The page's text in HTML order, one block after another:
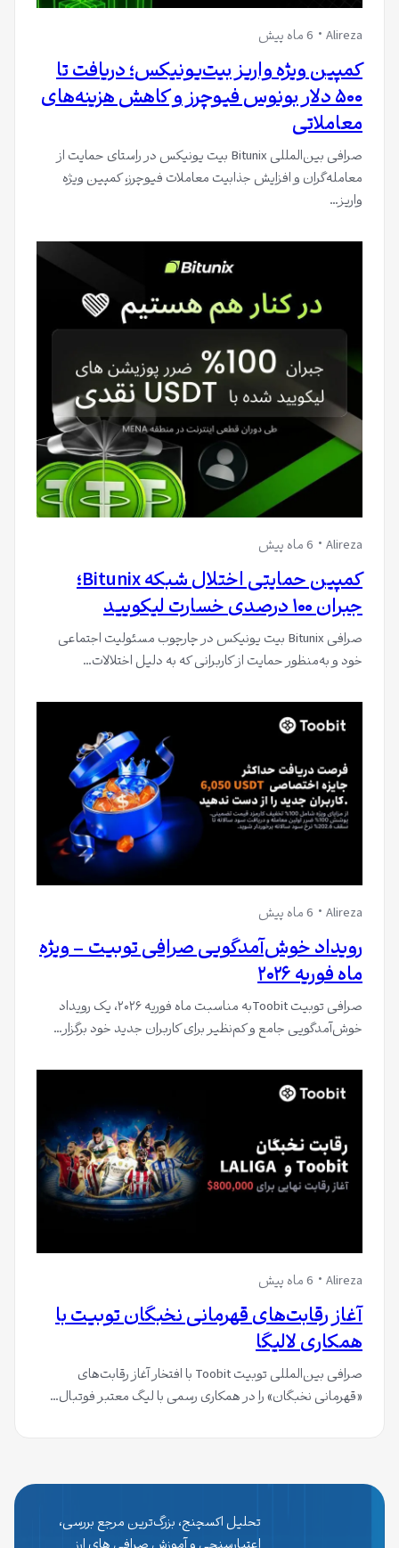
Alireza 6 ماه پیش
کمپین ویژه واریز بیت‌یونیکس؛ دریافت تا
۵۰۰ دلار بونوس فیوچرز و کاهش هزینه‌های
معاملاتی
صرافی بین‌المللی Bitunix بیت یونیکس در راستای حمایت از
معامله‌گران و افزایش جذابیت معاملات فیوچرز، کمپین ویژه
واریز…
Alireza 6 ماه پیش
کمپین حمایتی اختلال شبکه Bitunix؛
جبران ۱۰۰ درصدی خسارت لیکویید
صرافی Bitunix بیت یونیکس در چارچوب مسئولیت اجتماعی
خود و به‌منظور حمایت از کاربرانی که به دلیل اختلالات…
Alireza 6 ماه پیش
رویداد خوش‌آمدگویی صرافی توبیت – ویژه
ماه فوریه ۲۰۲۶
صرافی توبیت Toobitبه مناسبت ماه فوریه ۲۰۲۶، یک رویداد
خوش‌آمدگویی جامع و کم‌نظیر برای کاربران جدید خود برگزار…
Alireza 6 ماه پیش
آغاز رقابت‌های قهرمانی نخبگان توبیت با
همکاری لالیگا
صرافی بین‌المللی توبیت Toobit با افتخار آغاز رقابت‌های
«قهرمانی نخبگان» را در همکاری رسمی با لیگ معتبر فوتبال…
تحلیل اکسچنج، بزرگ‌ترین مرجع بررسی،